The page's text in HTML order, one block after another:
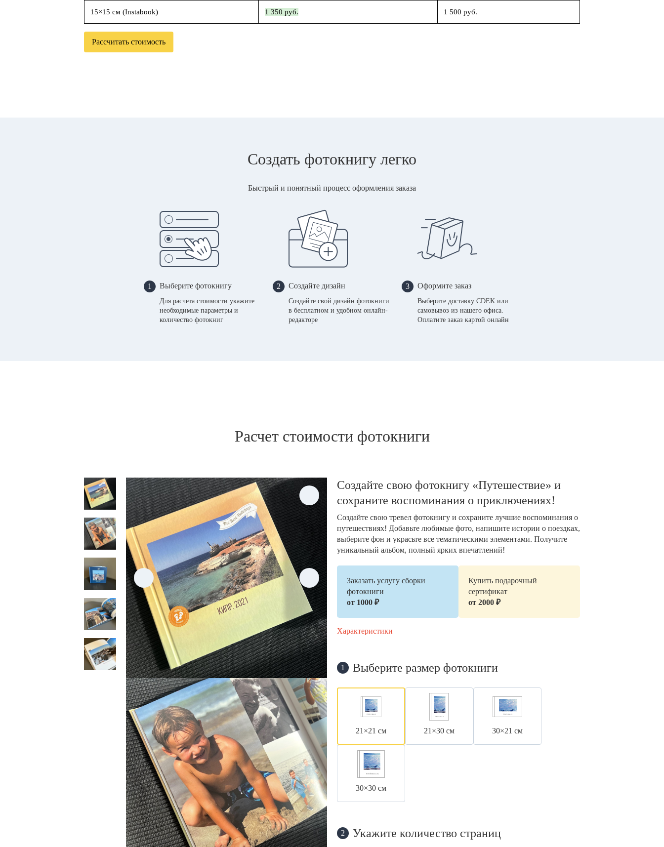
15×15 см (Instabook) 1 350 руб. 1 500 руб.
Рассчитать стоимость
Создать фотокнигу легко
Быстрый и понятный процесс оформления заказа
1 Выберите фотокнигу
Для расчета стоимости укажите
необходимые параметры и
количество фотокниг
2 Создайте дизайн
Создайте свой дизайн фотокниги
в бесплатном и удобном онлайн-
редакторе
3 Оформите заказ
Выберите доставку CDEK или
самовывоз из нашего офиса.
Оплатите заказ картой онлайн
Расчет стоимости фотокниги
Создайте свою фотокнигу «Путешествие» и
сохраните воспоминания о приключениях!
Создайте свою тревел фотокнигу и сохраните лучшие воспоминания о
путешествиях! Добавьте любимые фото, напишите истории о поездках,
выберите фон и украсьте все тематическими элементами. Получите
уникальный альбом, полный ярких впечатлений!
Заказать услугу сборки
фотокниги
от 1000 ₽
Купить подарочный
сертификат
от 2000 ₽
Характеристики
1 Выберите размер фотокниги
21×21 см 21×30 см 30×21 см
30×30 см
2 Укажите количество страниц